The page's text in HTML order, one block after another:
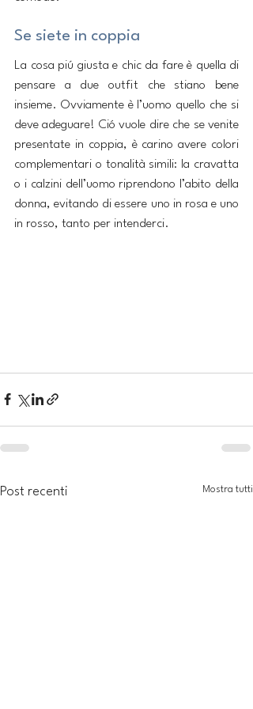
Se siete in coppia
La cosa piú giusta e chic da fare è quella di
pensare a due outfit che stiano bene
insieme. Ovviamente è l’uomo quello che si
deve adeguare! Ció vuole dire che se venite
presentate in coppia, è carino avere colori
complementari o tonalità simili: la cravatta
o i calzini dell’uomo riprendono l’abito della
donna, evitando di essere uno in rosa e uno
in rosso, tanto per intenderci.
Post recenti Mostra tutti